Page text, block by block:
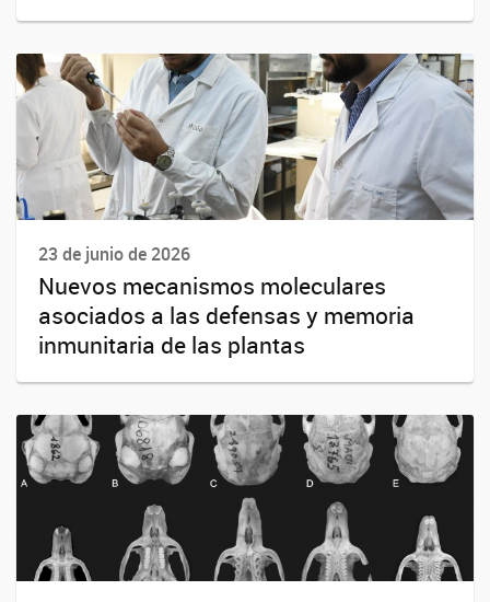
23 de junio de 2026
Nuevos mecanismos moleculares
asociados a las defensas y memoria
inmunitaria de las plantas